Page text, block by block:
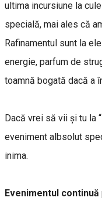
ultima incursiune la
specială, mai ales că
Rafinamentul sunt la
energie, parfum de
toamnă bogată dacă a
Dacă vrei să vii și tu la
eveniment albsolut
inima.
Evenimentul continuă